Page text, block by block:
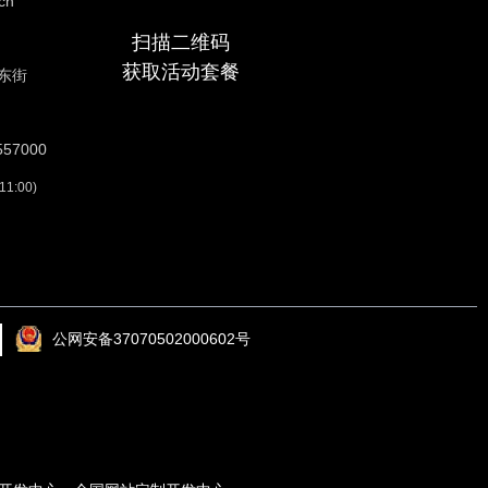
街
扫描二维码
获取活动套餐
公网安备37070502000602号